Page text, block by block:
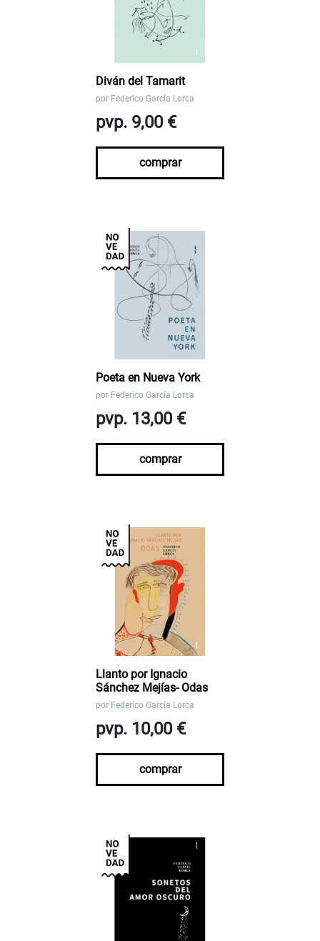
Diván del Tamarit
por Federico García Lorca
pvp. 9,00 €
comprar
Poeta en Nueva York
por Federico García Lorca
pvp. 13,00 €
comprar
Llanto por Ignacio
Sánchez Mejías- Odas
por Federico García Lorca
pvp. 10,00 €
comprar